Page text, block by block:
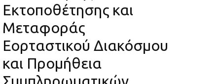
Εκτοποθέτησης και
Μεταφοράς
Εορταστικού Διακόσμου
και Προμήθεια